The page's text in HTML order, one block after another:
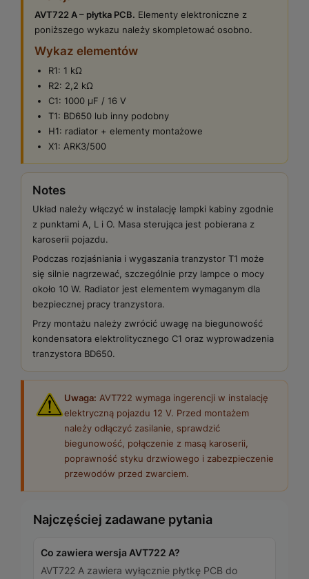
AVT722 A – płytka PCB. Elementy elektroniczne z
poniższego wykazu należy skompletować osobno.
Wykaz elementów
R1: 1 kΩ
R2: 2,2 kΩ
C1: 1000 µF / 16 V
T1: BD650 lub inny podobny
H1: radiator + elementy montażowe
X1: ARK3/500
Notes
Układ należy włączyć w instalację lampki kabiny zgodnie
z punktami A, L i O. Masa sterująca jest pobierana z
karoserii pojazdu.
Podczas rozjaśniania i wygaszania tranzystor T1 może
się silnie nagrzewać, szczególnie przy lampce o mocy
około 10 W. Radiator jest elementem wymaganym dla
bezpiecznej pracy tranzystora.
Przy montażu należy zwrócić uwagę na biegunowość
kondensatora elektrolitycznego C1 oraz wyprowadzenia
tranzystora BD650.
Uwaga: AVT722 wymaga ingerencji w instalację
elektryczną pojazdu 12 V. Przed montażem
należy odłączyć zasilanie, sprawdzić
biegunowość, połączenie z masą karoserii,
poprawność styku drzwiowego i zabezpieczenie
przewodów przed zwarciem.
Najczęściej zadawane pytania
Co zawiera wersja AVT722 A?
AVT722 A zawiera wyłącznie płytkę PCB do